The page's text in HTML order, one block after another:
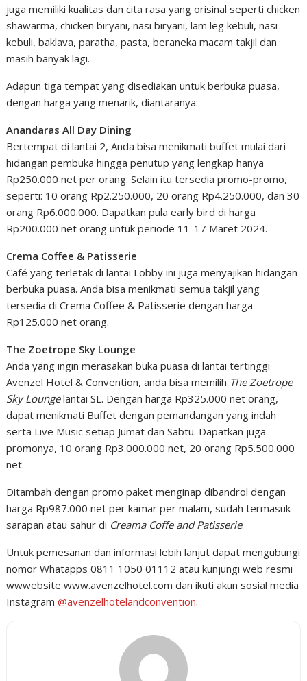
juga memiliki kualitas dan cita rasa yang orisinal seperti chicken
shawarma, chicken biryani, nasi biryani, lam leg kebuli, nasi
kebuli, baklava, paratha, pasta, beraneka macam takjil dan
masih banyak lagi.
Adapun tiga tempat yang disediakan untuk berbuka puasa,
dengan harga yang menarik, diantaranya:
Anandaras All Day Dining
Bertempat di lantai 2, Anda bisa menikmati buffet mulai dari
hidangan pembuka hingga penutup yang lengkap hanya
Rp250.000 net per orang. Selain itu tersedia promo-promo,
seperti: 10 orang Rp2.250.000, 20 orang Rp4.250.000, dan 30
orang Rp6.000.000. Dapatkan pula early bird di harga
Rp200.000 net orang untuk periode 11-17 Maret 2024.
Crema Coffee & Patisserie
Café yang terletak di lantai Lobby ini juga menyajikan hidangan
berbuka puasa. Anda bisa menikmati semua takjil yang
tersedia di Crema Coffee & Patisserie dengan harga
Rp125.000 net orang.
The Zoetrope Sky Lounge
Anda yang ingin merasakan buka puasa di lantai tertinggi
Avenzel Hotel & Convention, anda bisa memilih The Zoetrope
Sky Loungelantai SL. Dengan harga Rp325.000 net orang,
dapat menikmati Buffet dengan pemandangan yang indah
serta Live Music setiap Jumat dan Sabtu. Dapatkan juga
promonya, 10 orang Rp3.000.000 net, 20 orang Rp5.500.000
net.
Ditambah dengan promo paket menginap dibandrol dengan
harga Rp987.000 net per kamar per malam, sudah termasuk
sarapan atau sahur di Creama Coffe and Patisserie.
Untuk pemesanan dan informasi lebih lanjut dapat mengubungi
nomor Whatapps 0811 1050 01112 atau kunjungi web resmi
wwwebsite www.avenzelhotel.com dan ikuti akun sosial media
Instagram@avenzelhotelandconvention.